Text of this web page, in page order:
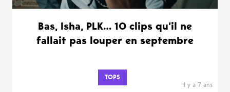
Bas, Isha, PLK… 10 clips qu’il ne
fallait pas louper en septembre
TOPS
il y a 7 ans